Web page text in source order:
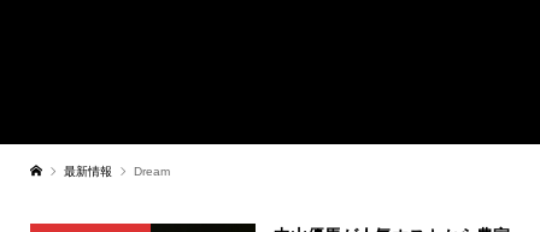
最新情報 Dream